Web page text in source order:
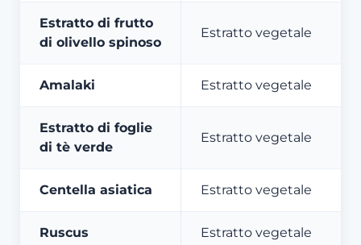
Estratto di frutto
di olivello spinoso
Estratto vegetale
Amalaki Estratto vegetale
Estratto di foglie
di tè verde
Estratto vegetale
Centella asiatica Estratto vegetale
Ruscus Estratto vegetale